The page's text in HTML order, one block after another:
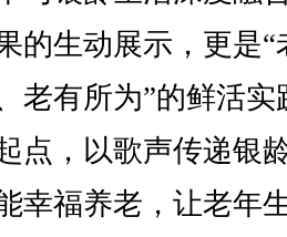
的生动展示，更是“
老有所为”的鲜活实
点，以歌声传递银
幸福养老，让老年